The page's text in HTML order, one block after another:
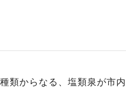
類からなる、塩類泉が市